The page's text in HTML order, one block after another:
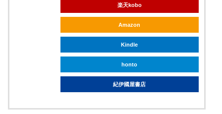
楽天kobo
Amazon
Kindle
honto
紀伊國屋書店